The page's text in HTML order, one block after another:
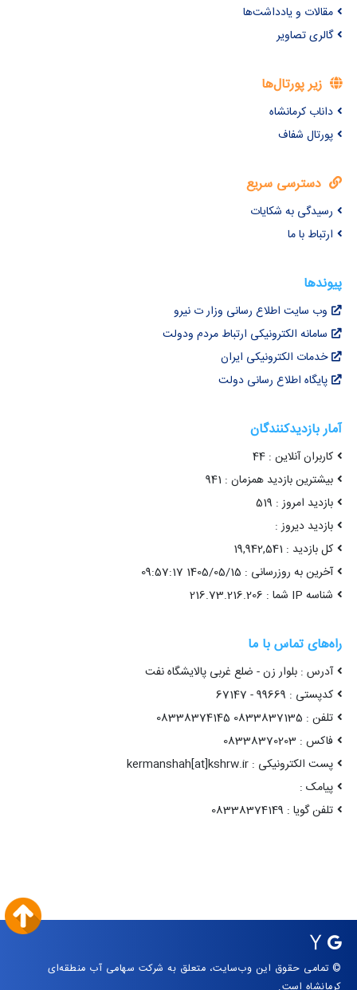
مقالات و یادداشت‌ها
گالری تصاویر
زیر پورتال‌ها
داناب کرمانشاه
پورتال شفاف
دسترسی سریع
رسیدگی به شکایات
ارتباط با ما
پیوندها
وب سایت اطلاع رسانی وزار ت نیرو
سامانه الکترونیکی ارتباط مردم ودولت
خدمات الکترونیکی ایران
پایگاه اطلاع رسانی دولت
آمار بازدیدکنندگان
کاربران آنلاین : 44
بیشترین بازدید همزمان : 941
بازدید امروز : 519
بازدید دیروز :
کل بازدید : 19,942,541
آخرین به روزرسانی : 1405/05/15 09:57:17
شناسه IP شما : 216.73.216.206
راه‌های تماس با ما
آدرس : بلوار زن - ضلع غربی پالایشگاه نفت
کدپستی : 99669 - 67147
تلفن : 0833837135 08338374145
فاکس : 08338370203
پست الکترونیکی : kermanshah[at]kshrw.ir
پیامک :
تلفن گویا : 08338374149
© تمامی حقوق این وب‌سایت، متعلق به شرکت سهامی آب منطقه‌ای